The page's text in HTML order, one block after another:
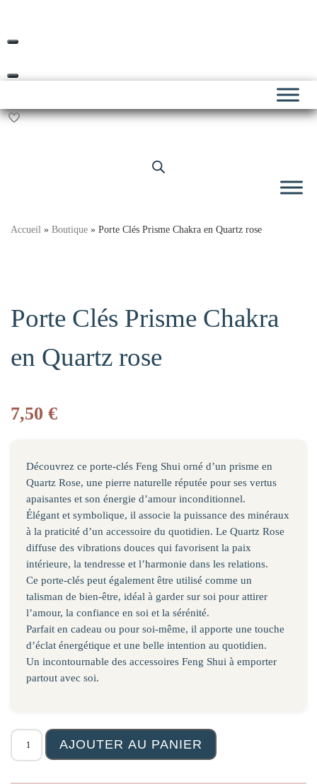
content
Accueil » Boutique » Porte Clés Prisme Chakra en Quartz rose
Porte Clés Prisme Chakra
en Quartz rose
7,50 €
Découvrez ce porte-clés Feng Shui orné d’un prisme en
Quartz Rose, une pierre naturelle réputée pour ses vertus
apaisantes et son énergie d’amour inconditionnel.
Élégant et symbolique, il associe la puissance des minéraux
à la praticité d’un accessoire du quotidien. Le Quartz Rose
diffuse des vibrations douces qui favorisent la paix
intérieure, la tendresse et l’harmonie dans les relations.
Ce porte-clés peut également être utilisé comme un
talisman de bien-être, idéal à garder sur soi pour attirer
l’amour, la confiance en soi et la sérénité.
Parfait en cadeau ou pour soi-même, il apporte une touche
d’éclat énergétique et une belle intention au quotidien.
Un incontournable des accessoires Feng Shui à emporter
partout avec soi.
quantité de Porte Clés Prisme Chakra en Quartz rose
AJOUTER AU PANIER